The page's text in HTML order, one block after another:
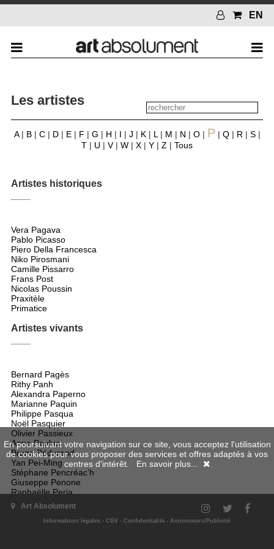
EN
Les artistes
A | B | C | D | E | F | G | H | I | J | K | L | M | N | O | P | Q | R | S |
T | U | V | W | X | Y | Z | Tous
Artistes historiques
Vera Pagava
Pablo Picasso
Piero Della Francesca
Niko Pirosmani
Camille Pissarro
Frans Post
Nicolas Poussin
Praxitèle
Primatice
Artistes vivants
Bernard Pagès
Rithy Panh
Alexandra Paperno
Marianne Paquin
Philippe Pasqua
Noël Pasquier
Olivier Passieux
Anne Paulus
Bruno Pédurand
Yan Pei-Ming
Stéphane Pencréac’h
Giuseppe Penone
Raphaëlle Peria
Bruno Perramant
Chantal Petit
Efstathiadis Petros
Art Absolument
Informations légales - CGV - Confidentialité - Annonceurs/Publicité
En poursuivant votre navigation sur ce site, vous acceptez l'utilisation
de cookies pour vous proposer des services et offres adaptés à vos
centres d'intérêt. En savoir plus...